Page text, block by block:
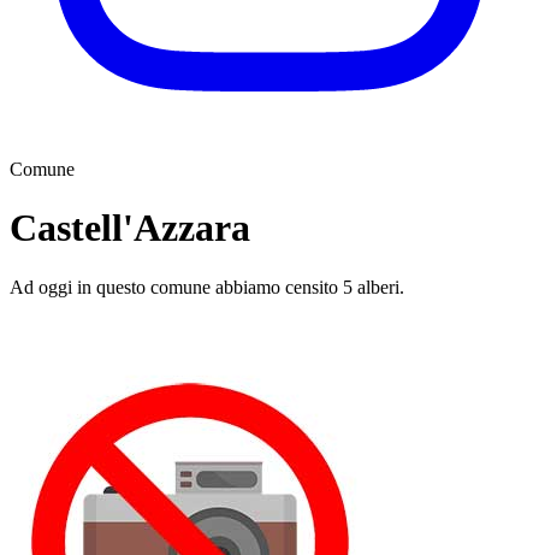
Comune
Castell'Azzara
Ad oggi in questo comune abbiamo censito 5 alberi.